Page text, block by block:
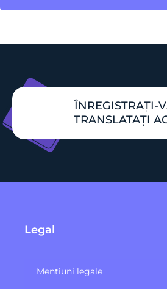
ÎNREGISTRAȚI-
TRANSLATAȚI
Legal
Mențiuni legale